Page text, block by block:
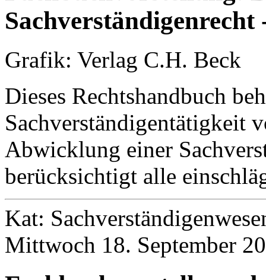
Sachverständigenrecht
Grafik: Verlag C.H. Beck
Dieses Rechtshandbuch
Sachverständigentätigkeit
Abwicklung einer
berücksichtigt alle
Kat:
Mittwoch 18. September